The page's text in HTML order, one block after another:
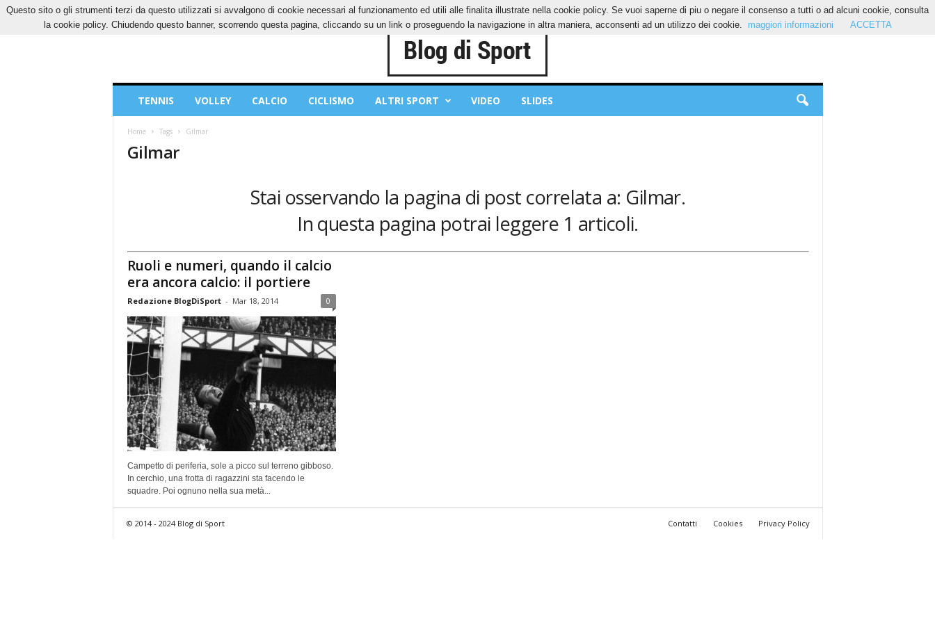
VENERDÌ, 7 AGOSTO 2026 CONTATTI COOKIES PRIVACY POLICY
Sport
TENNIS VOLLEY CALCIO CICLISMO ALTRI SPORT VIDEO SLIDES
Home Tags Gilmar
Gilmar
Stai osservando la pagina di post correlata a: Gilmar.
In questa pagina potrai leggere 1 articoli.
Ruoli e numeri, quando il calcio
era ancora calcio: il portiere
Redazione BlogDiSport - Mar 18, 2014 0
Campetto di periferia, sole a picco sul terreno gibboso.
In cerchio, una frotta di ragazzini sta facendo le
squadre. Poi ognuno nella sua metà...
Contatti Cookies Privacy Policy
© 2014 - 2024 Blog di Sport
Questo sito o gli strumenti terzi da questo utilizzati si avvalgono di cookie necessari al funzionamento ed utili alle finalita illustrate nella cookie policy. Se vuoi saperne di piu o negare il consenso a tutti o ad alcuni cookie, consulta
la cookie policy. Chiudendo questo banner, scorrendo questa pagina, cliccando su un link o proseguendo la navigazione in altra maniera, acconsenti ad un utilizzo dei cookie.
maggiori informazioni ACCETTA